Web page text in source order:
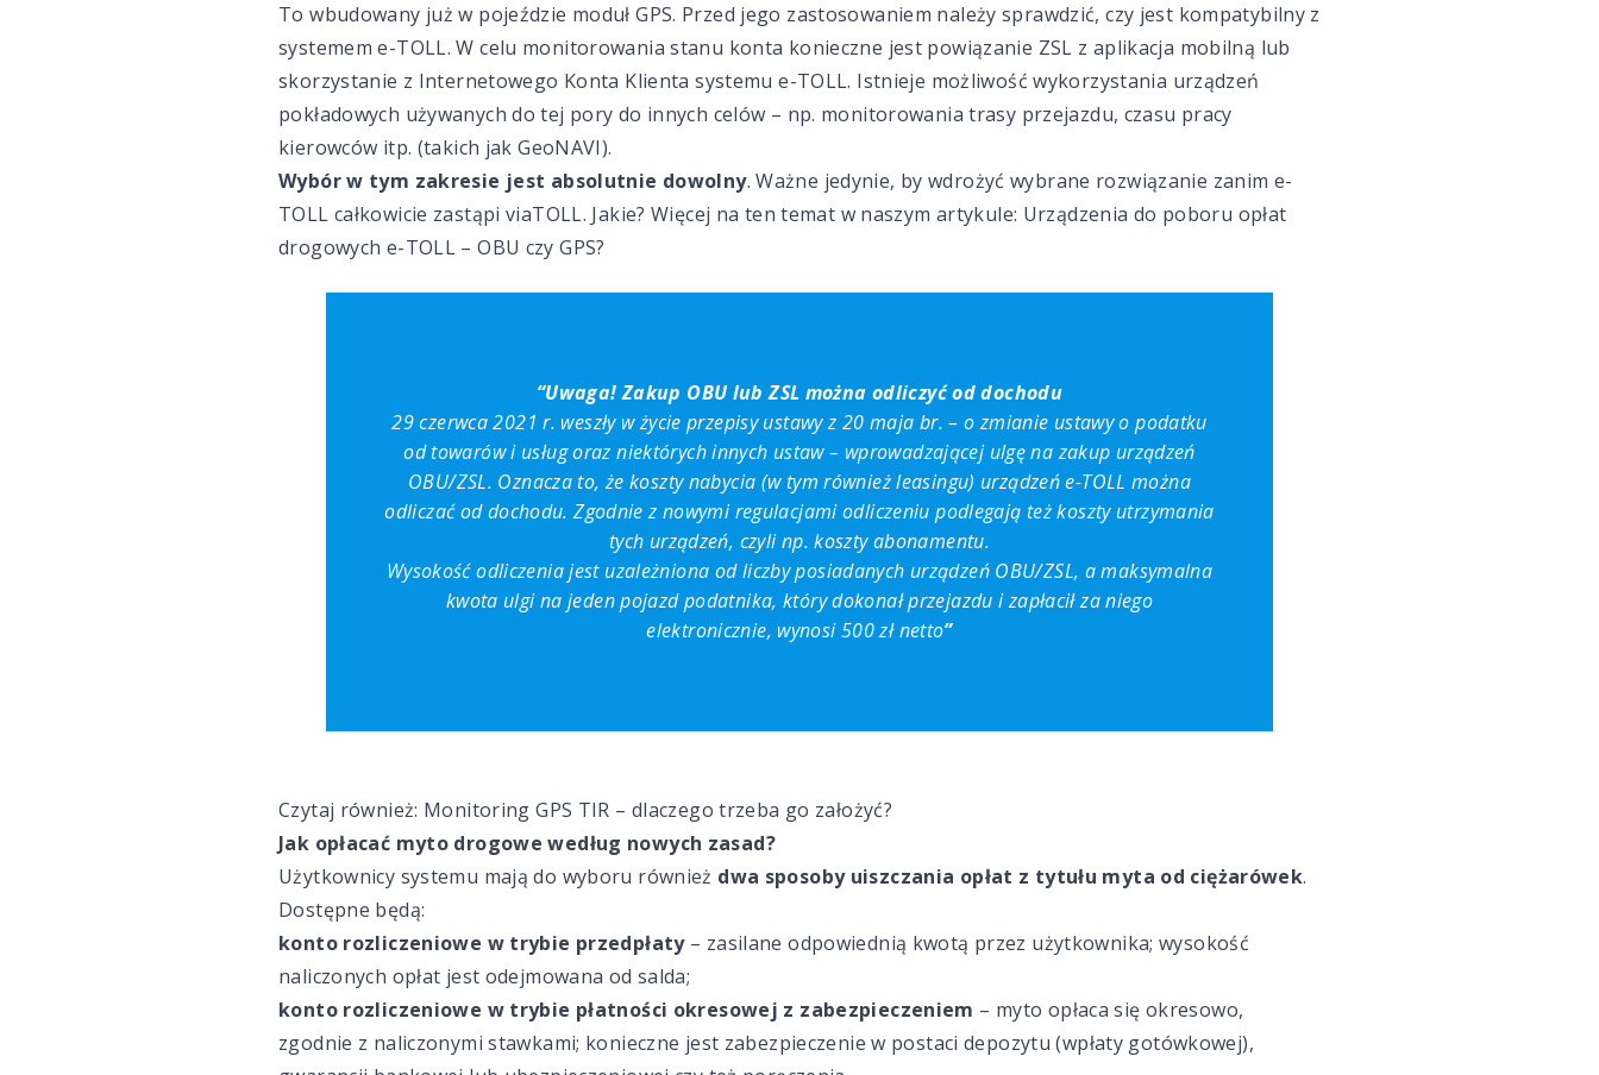
To wbudowany już w pojeździe moduł GPS. Przed jego zastosowaniem należy sprawdzić, czy jest kompatybilny z
systemem e-TOLL. W celu monitorowania stanu konta konieczne jest powiązanie ZSL z aplikacja mobilną lub
skorzystanie z Internetowego Konta Klienta systemu e-TOLL. Istnieje możliwość wykorzystania urządzeń
pokładowych używanych do tej pory do innych celów – np. monitorowania trasy przejazdu, czasu pracy
kierowców itp. (takich jak GeoNAVI).
Wybór w tym zakresie jest absolutnie dowolny. Ważne jedynie, by wdrożyć wybrane rozwiązanie zanim e-
TOLL całkowicie zastąpi viaTOLL. Jakie? Więcej na ten temat w naszym artykule: Urządzenia do poboru opłat
drogowych e-TOLL – OBU czy GPS?
“Uwaga! Zakup OBU lub ZSL można odliczyć od dochodu
29 czerwca 2021 r. weszły w życie przepisy ustawy z 20 maja br. – o zmianie ustawy o podatku
od towarów i usług oraz niektórych innych ustaw – wprowadzającej ulgę na zakup urządzeń
OBU/ZSL. Oznacza to, że koszty nabycia (w tym również leasingu) urządzeń e-TOLL można
odliczać od dochodu. Zgodnie z nowymi regulacjami odliczeniu podlegają też koszty utrzymania
tych urządzeń, czyli np. koszty abonamentu.
Wysokość odliczenia jest uzależniona od liczby posiadanych urządzeń OBU/ZSL, a maksymalna
kwota ulgi na jeden pojazd podatnika, który dokonał przejazdu i zapłacił za niego
elektronicznie, wynosi 500 zł netto”
Czytaj również: Monitoring GPS TIR – dlaczego trzeba go założyć?
Jak opłacać myto drogowe według nowych zasad?
Użytkownicy systemu mają do wyboru również dwa sposoby uiszczania opłat z tytułu myta od ciężarówek.
Dostępne będą:
konto rozliczeniowe w trybie przedpłaty– zasilane odpowiednią kwotą przez użytkownika; wysokość
naliczonych opłat jest odejmowana od salda;
konto rozliczeniowe w trybie płatności okresowej z zabezpieczeniem – myto opłaca się okresowo,
zgodnie z naliczonymi stawkami; konieczne jest zabezpieczenie w postaci depozytu (wpłaty gotówkowej),